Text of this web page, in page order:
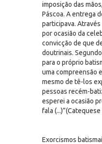
imposição das
Páscoa. A entrega
participava.
por ocasião da
convicção de que
doutrinais.
para o próprio
uma compreensão
mesmo de tê-los
pessoas recém-
esperei a ocasião
fala
Exorcismos